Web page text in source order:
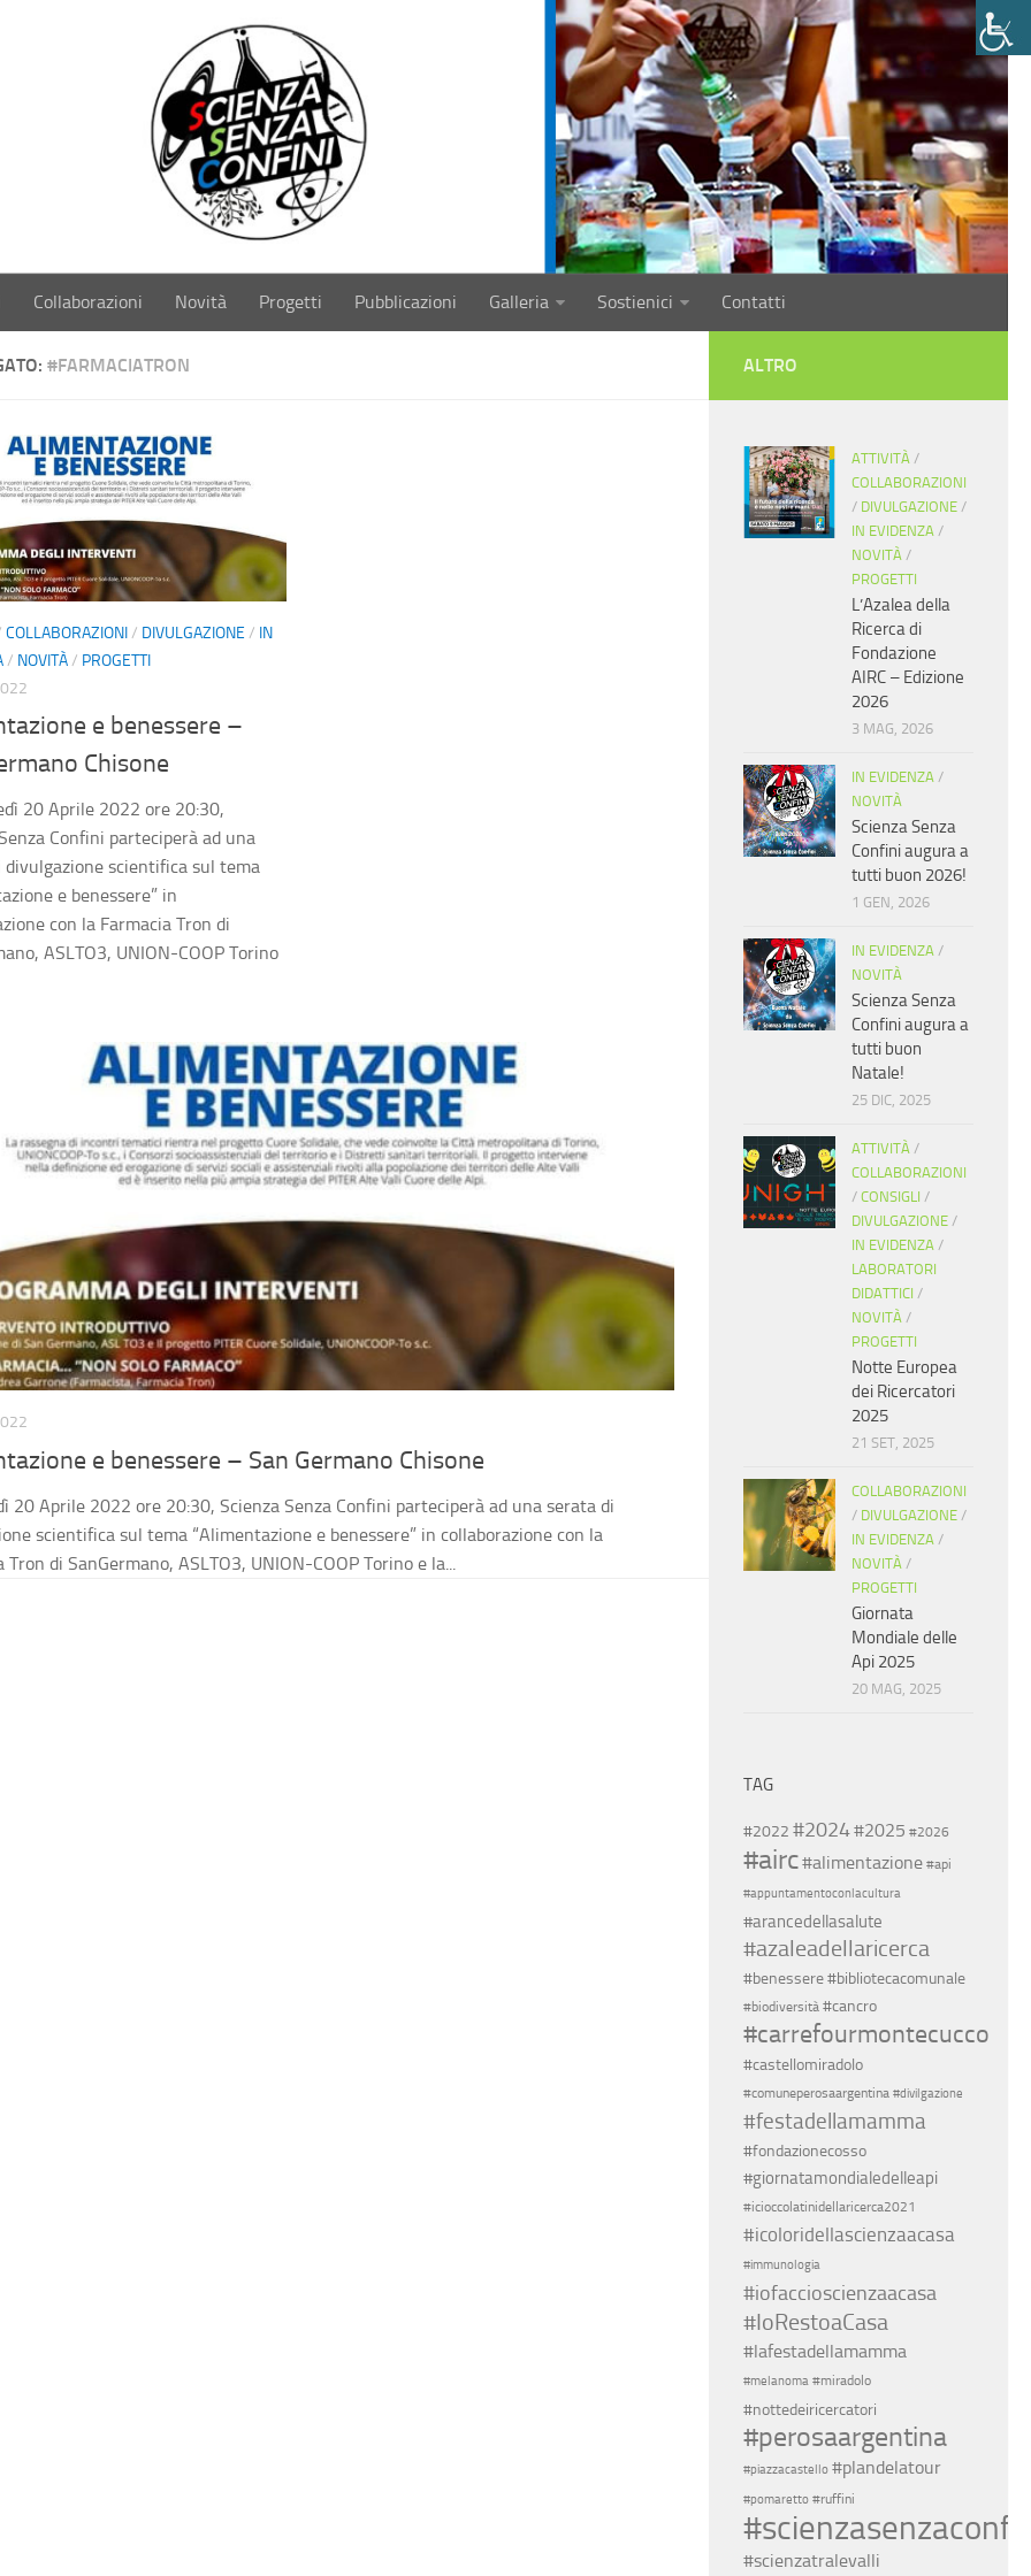
Collaborazioni Novità Progetti Pubblicazioni Galleria Sostienici Contatti
#FARMACIATRON
COLLABORAZIONI/ DIVULGAZIONE / IN
/ NOVITÀ/ PROGETTI
e benessere –
Chisone
20 Aprile 2022 ore 20:30,
Confini parteciperà ad una
divulgazione scientifica sul tema
e benessere” in
con la Farmacia Tron di
ASLTO3, UNION-COOP Torino
e benessere – San Germano Chisone
20 Aprile 2022 ore 20:30, Scienza Senza Confini parteciperà ad una serata di
scientifica sul tema “Alimentazione e benessere” in collaborazione con la
Tron di SanGermano, ASLTO3, UNION-COOP Torino e la...
ALTRO
ATTIVITÀ /
COLLABORAZIONI
/ DIVULGAZIONE /
IN EVIDENZA /
NOVITÀ /
PROGETTI
L’Azalea della
Ricerca di
Fondazione
AIRC – Edizione
2026
3 MAG, 2026
IN EVIDENZA /
NOVITÀ
Scienza Senza
Confini augura a
tutti buon 2026!
1 GEN, 2026
IN EVIDENZA /
NOVITÀ
Scienza Senza
Confini augura a
tutti buon
Natale!
25 DIC, 2025
ATTIVITÀ /
COLLABORAZIONI
/ CONSIGLI /
DIVULGAZIONE /
IN EVIDENZA /
LABORATORI
DIDATTICI /
NOVITÀ /
PROGETTI
Notte Europea
dei Ricercatori
2025
21 SET, 2025
COLLABORAZIONI
/ DIVULGAZIONE /
IN EVIDENZA /
NOVITÀ /
PROGETTI
Giornata
Mondiale delle
Api 2025
20 MAG, 2025
TAG
#2022 #2024#2025 #2026
#airc#alimentazione #api
#appuntamentoconlacultura
#arancedellasalute
#azaleadellaricerca
#benessere#bibliotecacomunale
#biodiversità #cancro
#carrefourmontecucco
#castellomiradolo
#comuneperosaargentina #divilgazione
#festadellamamma
#fondazionecosso
#giornatamondialedelleapi
#icioccolatinidellaricerca2021
#icoloridellascienzaacasa
#immunologia
#iofaccioscienzaacasa
#IoRestoaCasa
#lafestadellamamma
#melanoma #miradolo
#nottedeiricercatori
#perosaargentina
#piazzacastello #plandelatour
#pomaretto #ruffini
#scienzatralevalli